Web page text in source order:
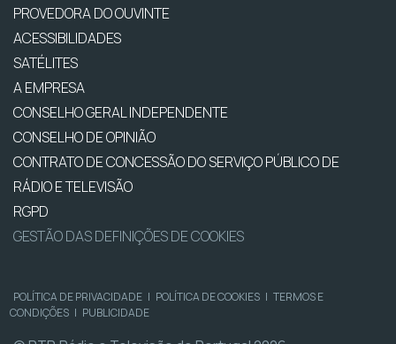
PROVEDORA DO OUVINTE
ACESSIBILIDADES
SATÉLITES
A EMPRESA
CONSELHO GERAL INDEPENDENTE
CONSELHO DE OPINIÃO
CONTRATO DE CONCESSÃO DO SERVIÇO PÚBLICO DE
RÁDIO E TELEVISÃO
RGPD
GESTÃO DAS DEFINIÇÕES DE COOKIES
POLÍTICA DE PRIVACIDADE | POLÍTICA DE COOKIES | TERMOS E
CONDIÇÕES | PUBLICIDADE